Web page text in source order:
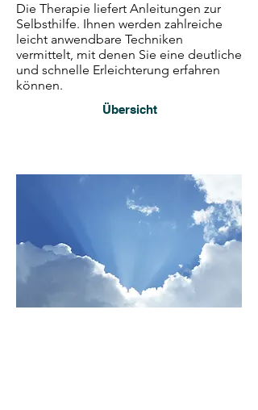
Die Therapie liefert Anleitungen zur
Selbsthilfe. Ihnen werden zahlreiche
leicht anwendbare Techniken
vermittelt, mit denen Sie eine deutliche
und schnelle Erleichterung erfahren
können.
Übersicht